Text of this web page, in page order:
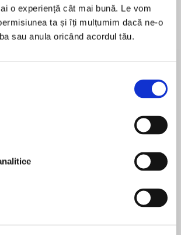
o experiență cât mai bună. Le vom
ta și îți mulțumim dacă ne-o
sau anula oricând acordul tău.
start. He’s got scars that
heartbreak and loss, the only
afloat is the dog
change, Constance impulsively
even though it seems
and despite the gym’s prickly
nu există recenzii
raised in Texas, Italy, Alaska,
Hawai'i and Virginia, in true